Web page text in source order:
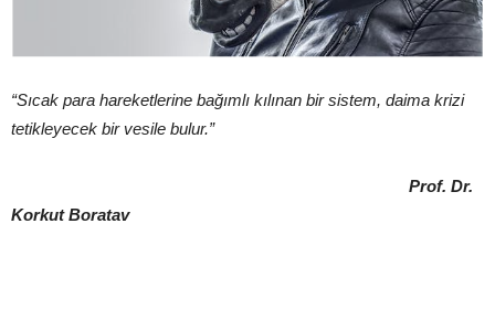
“Sıcak para hareketlerine bağımlı kılınan bir sistem, daima krizi
tetikleyecek bir vesile bulur.”
Prof. Dr.
Korkut Boratav